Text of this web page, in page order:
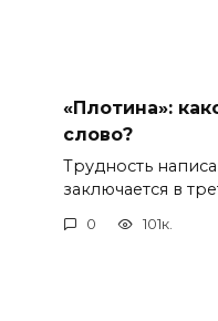
«Плотина»:
слово?
Трудность
заключается в
0 101к.